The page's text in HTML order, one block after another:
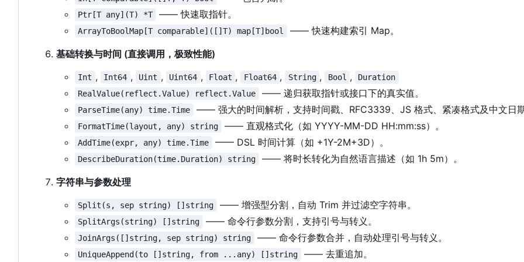
Ptr[T any](T) *T —— 快速取指针。
ArrayToBoolMap[T comparable]([]T) map[T]bool
—— 快速构建索引 Map。
基础转换与时间 (直接调用，极致性能)
Int , Int64 , Uint , Uint64 , Float , Float64 , String , Bool ,
Duration
RealValue(reflect.Value) reflect.Value
—— 递归获取指针或接口下的真实值。
ParseTime(any) time.Time —— 强大的时间解析， 支持时间戳、RFC3339、JS 格式、紧凑格式及中文日
FormatTime(layout, any) string —— 直观格式化（如 YYYY-MM-DD HH:mm:ss） 。
AddTime(expr, any) time.Time —— DSL 时间计算（如 +1Y-2M+3D） 。
DescribeDuration(time.Duration) string —— 将时长转化为自然语言描述（如 1h 5m） 。
字符串与参数处理
Split(s, sep string) []string —— 增强型分割，自动 Trim 并过滤空字符串。
SplitArgs(string) []string —— 命令行参数分割，支持引号与转义。
JoinArgs([]string, sep string) string —— 命令行参数合并，自动处理引号与转义。
UniqueAppend(to []string, from ...any) []string —— 去重追加。